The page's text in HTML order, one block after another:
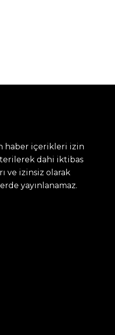
haber içerikleri izin
dahi iktibas
ve izinsiz olarak
yayınlanamaz.